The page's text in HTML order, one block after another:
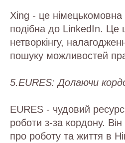
Xing - це
подібна до LinkedIn. Це
нетворкінгу,
пошуку можливостей
5.EURES: Долаючи
EURES - чудовий
роботи з-за кордону.
про роботу та життя в